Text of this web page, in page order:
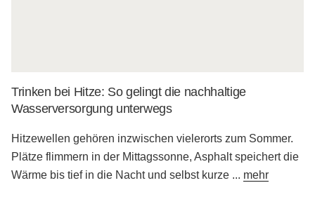
Trinken bei Hitze: So gelingt die nachhaltige
Wasserversorgung unterwegs
Hitzewellen gehören inzwischen vielerorts zum Sommer.
Plätze flimmern in der Mittagssonne, Asphalt speichert die
Wärme bis tief in die Nacht und selbst kurze ... mehr